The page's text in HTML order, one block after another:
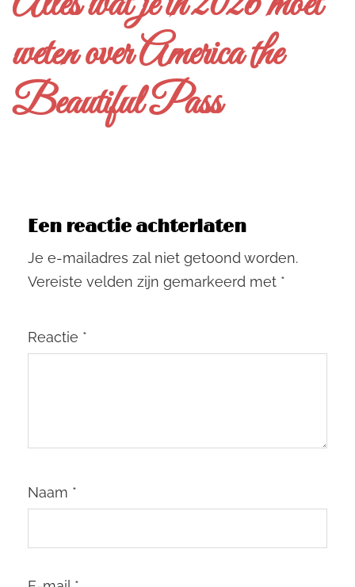
weten over America the
Beautiful Pass
Een reactie achterlaten
Je e-mailadres zal niet getoond worden.
Vereiste velden zijn gemarkeerd met *
Reactie *
Naam *